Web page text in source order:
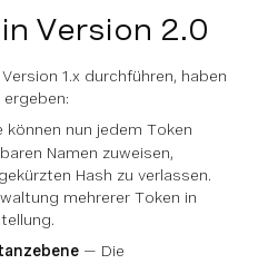
Version 2.0
1.x durchführen, haben
können nun jedem Token
Namen zuweisen,
Hash zu verlassen.
mehrerer Token in
— Die